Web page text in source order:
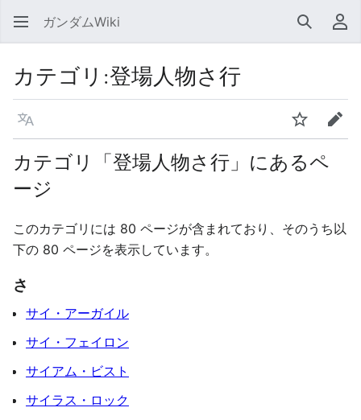
ガンダムWiki 検索 利
カテゴリ :登場人物さ行
言語 ウォッチ編集
カテゴリ「登場人物さ行」にあるペ
ージ
このカテゴリには 80 ページが含まれており、そのうち以
下の 80 ページを表示しています。
さ
サイ・アーガイル
サイ・フェイロン
サイアム・ビスト
サイラス・ロック